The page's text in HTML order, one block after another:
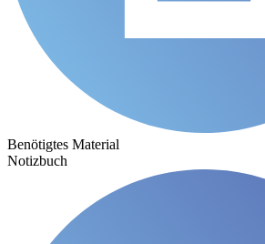
Benötigtes Material
Notizbuch